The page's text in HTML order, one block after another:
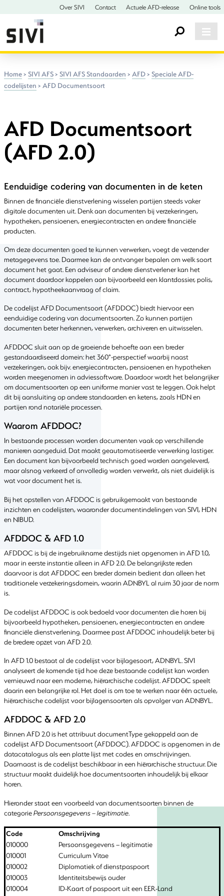
Over SIVI Contact Actuele AFD-release Online tools
Home> SIVI AFS> SIVI AFS Standaarden > AFD> Speciale AFD-
codelijsten > AFD Documentsoort
AFD Documentsoort
(AFD 2.0)
Eenduidige codering van documenten in de keten
Binnen de financiële dienstverlening wisselen partijen steeds vaker
digitale documenten uit. Denk aan documenten bij verzekeringen,
hypotheken, pensioenen, energiecontracten en andere financiële
producten.
Om deze documenten goed te kunnen verwerken, voegt de verzender
metagegevens toe. Daarmee kan de ontvanger bepalen om welk soort
document het gaat. Een adviseur of andere dienstverlener kan het
document daardoor koppelen aan bijvoorbeeld een klantdossier, polis,
contract, hypotheekaanvraag of claim.
De codelijst AFD Documentsoort (AFDDOC) biedt hiervoor een
eenduidige codering van documentsoorten. Zo kunnen partijen
documenten beter herkennen, verwerken, archiveren en uitwisselen.
AFDDOC sluit aan op de groeiende behoefte aan een breder
gestandaardiseerd domein: het 360°-perspectief waarbij naast
verzekeringen, ook bijv. energiecontracten, pensioenen en hypotheken
worden meegenomen in adviessoftware. Daardoor wordt het belangrijker
om documentsoorten op een uniforme manier vast te leggen. Ook helpt
dit bij aansluiting op andere standaarden en ketens, zoals HDN en
partijen rond notariële processen.
Waarom AFDDOC?
In bestaande processen worden documenten vaak op verschillende
manieren aangeduid. Dat maakt geautomatiseerde verwerking lastiger.
Een document kan bijvoorbeeld technisch goed worden aangeleverd,
maar alsnog verkeerd of onvolledig worden verwerkt, als niet duidelijk is
wat voor document het is.
Bij het opstellen van AFDDOC is gebruikgemaakt van bestaande
inzichten en codelijsten, waaronder documentindelingen van SIVI, HDN
en NIBUD.
AFDDOC & AFD 1.0
AFDDOC is bij de ingebruikname destijds niet opgenomen in AFD 1.0,
maar in eerste instantie alleen in AFD 2.0. De belangrijkste reden
daarvoor is dat AFDDOC een breder domein bedient dan alleen het
traditionele verzekeringsdomein, waarin ADNBYL al ruim 30 jaar de norm
is.
De codelijst AFDDOC is ook bedoeld voor documenten die horen bij
bijvoorbeeld hypotheken, pensioenen, energiecontracten en andere
financiële dienstverlening. Daarmee past AFDDOC inhoudelijk beter bij
de bredere opzet van AFD 2.0.
In AFD 1.0 bestaat al de codelijst voor bijlagesoort, ADNBYL. SIVI
analyseert de komende tijd hoe deze bestaande codelijst kan worden
vernieuwd naar een moderne, hiërarchische codelijst. AFDDOC speelt
daarin een belangrijke rol. Het doel is om toe te werken naar één actuele,
hiërarchische codelijst voor bijlagensoorten als opvolger van ADNBYL.
AFDDOC & AFD 2.0
Binnen AFD 2.0 is het attribuut documentType gekoppeld aan de
codelijst AFD Documentsoort (AFDDOC). AFDDOC is opgenomen in de
datacatalogus als een platte lijst met codes en omschrijvingen.
Daarnaast is de codelijst beschikbaar in een hiërarchische structuur. Die
structuur maakt duidelijk hoe documentsoorten inhoudelijk bij elkaar
horen.
Hieronder staat een voorbeeld van documentsoorten binnen de
categoriePersoonsgegevens – legitimatie.
Code
Omschrijving
010000
Persoonsgegevens – legitimatie
010001
Curriculum Vitae
010002
Diplomatiek of dienstpaspoort
010003
Identiteitsbewijs ouder
010004
ID-Kaart of paspoort uit een EER-Land